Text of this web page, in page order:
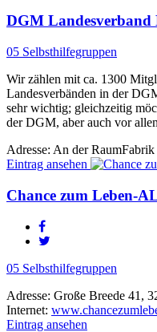
DGM Landesverband
05 Selbsthilfegruppen
Wir zählen mit ca. 1300
Landesverbänden in der
sehr wichtig; gleichzeitig
der DGM, aber auch vor
Adresse: An der
Eintrag ansehen
Chance zum Leben-
05 Selbsthilfegruppen
Adresse: Große Breede 41,
Internet:
Eintrag ansehen